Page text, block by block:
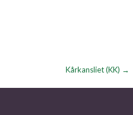
Kårkansliet (KK) →